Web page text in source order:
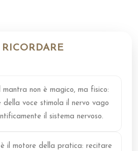
RICORDARE
non è magico, ma fisico:
della voce stimola il nervo vago
il sistema nervoso.
è il motore della pratica: recitare